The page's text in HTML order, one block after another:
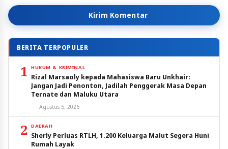
Kirim Komentar
BERITA TERPOPULER
1 HUKUM & KRIMINAL
Rizal Marsaoly kepada Mahasiswa Baru Unkhair:
Jangan Jadi Penonton, Jadilah Penggerak Masa Depan
Ternate dan Maluku Utara
Agustus 5, 2026
2 DAERAH
Sherly Perluas RTLH, 1.200 Keluarga Malut Segera Huni
Rumah Layak